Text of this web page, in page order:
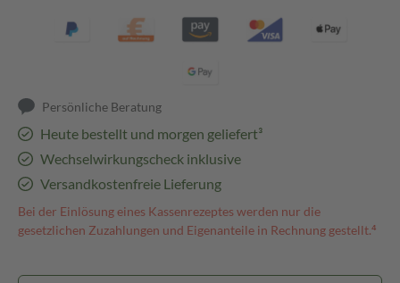
Persönliche Beratung
Heute bestellt und morgen geliefert³
Wechselwirkungscheck inklusive
Versandkostenfreie Lieferung
Bei der Einlösung eines Kassenrezeptes werden nur die
gesetzlichen Zuzahlungen und Eigenanteile in Rechnung gestellt.⁴